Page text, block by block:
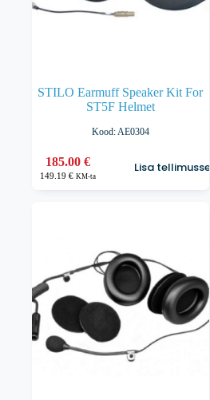
STILO Earmuff Speaker Kit For
ST5F Helmet
Kood: AE0304
185.00€
149.19€ KM-ta
Lisa tellimusse